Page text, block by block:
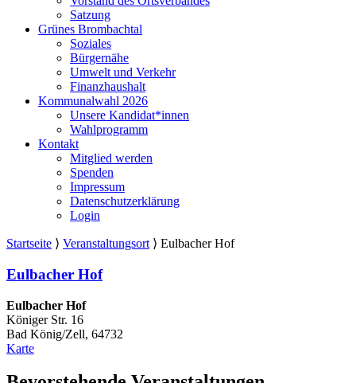
Satzung
Grünes Brombachtal
Soziales
Bürgernähe
Umwelt und Verkehr
Finanzhaushalt
Kommunalwahl 2026
Unsere Kandidat*innen
Wahlprogramm
Kontakt
Mitglied werden
Spenden
Impressum
Datenschutzerklärung
Login
Startseite ⟩ Veranstaltungsort ⟩ Eulbacher Hof
Eulbacher Hof
Eulbacher Hof
Königer Str. 16
Bad König/Zell, 64732
KarteEulbacher